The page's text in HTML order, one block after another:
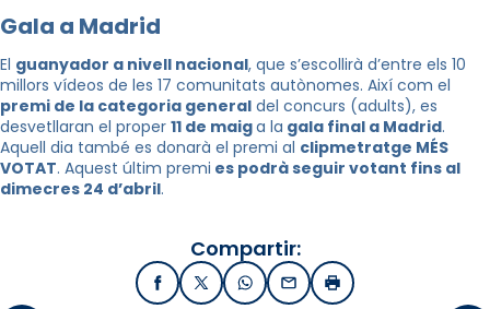
Gala a Madrid
El guanyador a nivell nacional, que s’escollirà d’entre els 10
millors vídeos de les 17 comunitats autònomes. Així com el
premi de la categoria general del concurs (adults), es
desvetllaran el proper 11 de maiga la gala final a Madrid.
Aquell dia també es donarà el premi al clipmetratge MÉS
VOTAT. Aquest últim premi es podrà seguir votant fins al
dimecres 24 d’abril.
Compartir:
FacebookX / TwitterWhatsApp
EmailImprimir